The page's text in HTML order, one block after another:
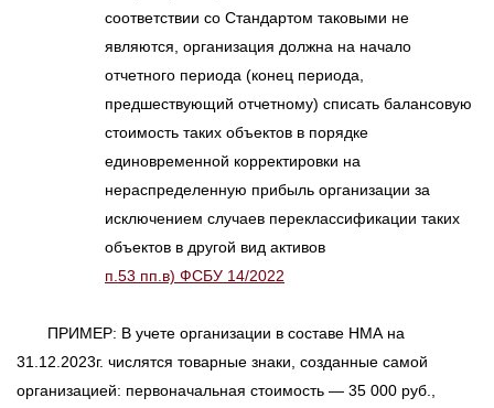
соответствии со Стандартом таковыми не
являются, организация должна на начало
отчетного периода (конец периода,
предшествующий отчетному) списать балансовую
стоимость таких объектов в порядке
единовременной корректировки на
нераспределенную прибыль организации за
исключением случаев переклассификации таких
объектов в другой вид активов
п.53 пп.в) ФСБУ 14/2022
ПРИМЕР: В учете организации в составе НМА на
31.12.2023г. числятся товарные знаки, созданные самой
организацией: первоначальная стоимость — 35 000 руб.,